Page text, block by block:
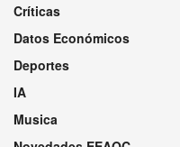
Críticas
Datos Económicos
Deportes
IA
Musica